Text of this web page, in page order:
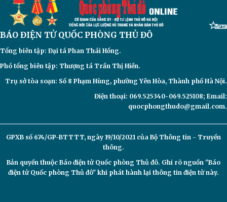
BÁO ĐIỆN TỬQUỐC PHÒNG THỦ ĐÔ
Tổng biên tập: Đại tá Phan Thái Hồng.
Phó tổng biên tập: Thượng tá Trần Thị Hiền.
Trụ sở tòa soạn: Số 8 Phạm Hùng, phường Yên Hòa, Thành phố Hà Nội.
Điện thoại: 069.525340-069.525108; Email:
quocphongthudo@gmail.com.
GPXB số 674/GP-BTTTT, ngày 19/10/2021 của Bộ Thông tin - Truyền
thông.
Bản quyền thuộc Báo điện tửQuốc phòng Thủ đô. Ghi rõ nguồn "Báo
điện tử Quốc phòng Thủ đô" khi phát hành lại thông tin điện tử này.